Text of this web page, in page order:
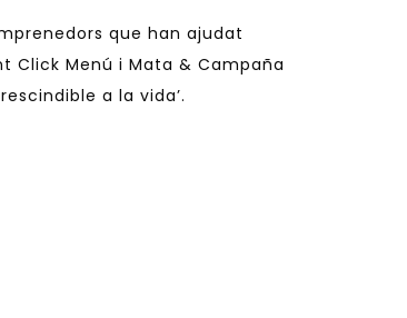
que han ajudat
Click Menú i Mata & Campaña
a la vida’.